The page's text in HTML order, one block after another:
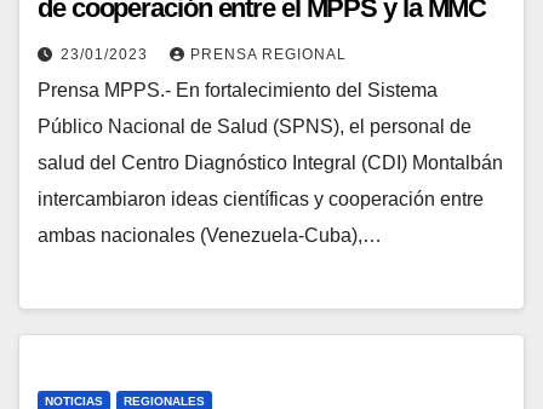
de cooperación entre el MPPS y la MMC
23/01/2023 PRENSA REGIONAL
Prensa MPPS.- En fortalecimiento del Sistema
Público Nacional de Salud (SPNS), el personal de
salud del Centro Diagnóstico Integral (CDI) Montalbán
intercambiaron ideas científicas y cooperación entre
ambas nacionales (Venezuela-Cuba),…
NOTICIAS REGIONALES